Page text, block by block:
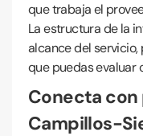
que trabaja el
La estructura de la
alcance del servicio,
que puedas evaluar
Conecta con
Campillos-